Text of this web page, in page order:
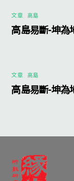
文章 高島
高島易斷-坤為
文章 高島
高島易斷-坤為